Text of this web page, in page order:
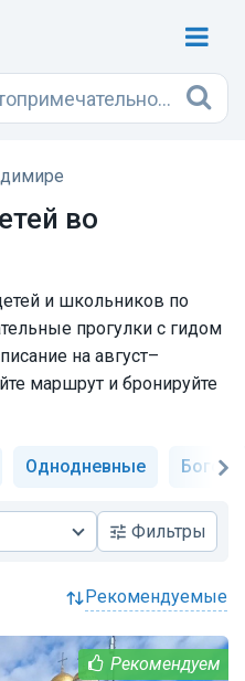
во
и школьников по
прогулки с гидом
на август–
маршрут и бронируйте
Однодневные
Фильтры
рекомендуемые